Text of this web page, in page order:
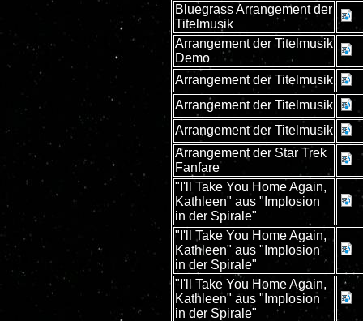
Bluegrass Arrangement der
Titelmusik
Arrangement der Titelmusik
Demo
Arrangement der Titelmusik
Arrangement der Titelmusik
Arrangement der Titelmusik
Arrangement der Star Trek
Fanfare
"I'll Take You Home Again,
Kathleen" aus "Implosion
in der Spirale"
"I'll Take You Home Again,
Kathleen" aus "Implosion
in der Spirale"
"I'll Take You Home Again,
Kathleen" aus "Implosion
in der Spirale"